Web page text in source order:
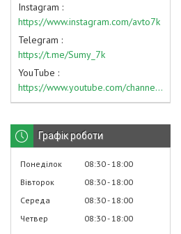
Instagram
https://www.instagram.com/avto7k
Telegram
https://t.me/Sumy_7k
YouTube
https://www.youtube.com/channel/UC574nvqqf5H_LzT4Va_GpQg?view_as=subscriber
Графік роботи
Понеділок 08:30 18:00
Вівторок
08:30 18:00
Середа
08:30 18:00
Четвер
08:30 18:00